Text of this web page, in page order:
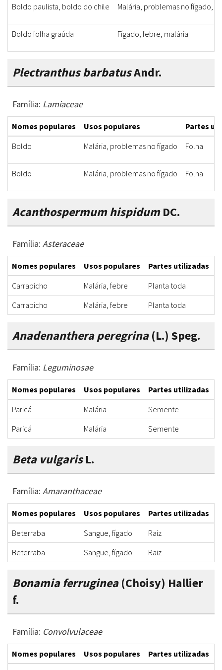
Boldo paulista, boldo do chile Malária, problemas no fígado,
Boldo folha graúda Fígado, febre, malária
Plectranthus barbatusAndr.
Família: Lamiaceae
Nomes populares Usos populares
Partes
Boldo
Malária, problemas no fígado Folha
Boldo Malária, problemas no fígado Folha
Acanthospermum hispidumDC.
Família: Asteraceae
Nomes populares Usos populares Partes utilizadas
Carrapicho
Malária, febre Planta toda
Carrapicho
Malária, febre Planta toda
Anadenanthera peregrina(L.) Speg.
Família: Leguminosae
Nomes populares Usos populares Partes utilizadas
Paricá
Malária Semente
Paricá
Malária Semente
Beta vulgarisL.
Família: Amaranthaceae
Nomes populares Usos populares Partes utilizadas
Beterraba
Sangue, fígado Raiz
Beterraba
Sangue, fígado Raiz
Bonamia ferruginea(Choisy) Hallier
f.
Família: Convolvulaceae
Nomes populares Usos populares Partes utilizadas